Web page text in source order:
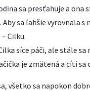
sa presťahuje a
Aby sa ľahšie vyrovnala
Cilku.
síce páči, ale stále
je zmätená a cíti sa
všetko sa napokon